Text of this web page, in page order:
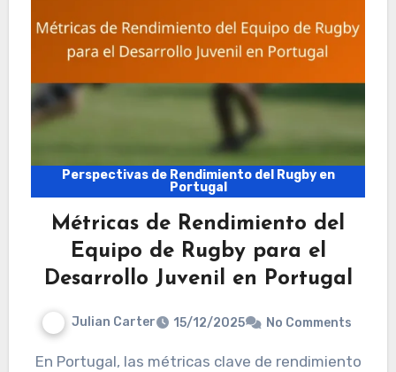
Perspectivas de Rendimiento del Rugby en
Portugal
Métricas de Rendimiento del
Equipo de Rugby para el
Desarrollo Juvenil en Portugal
Julian Carter 15/12/2025 No Comments
En Portugal, las métricas clave de rendimiento